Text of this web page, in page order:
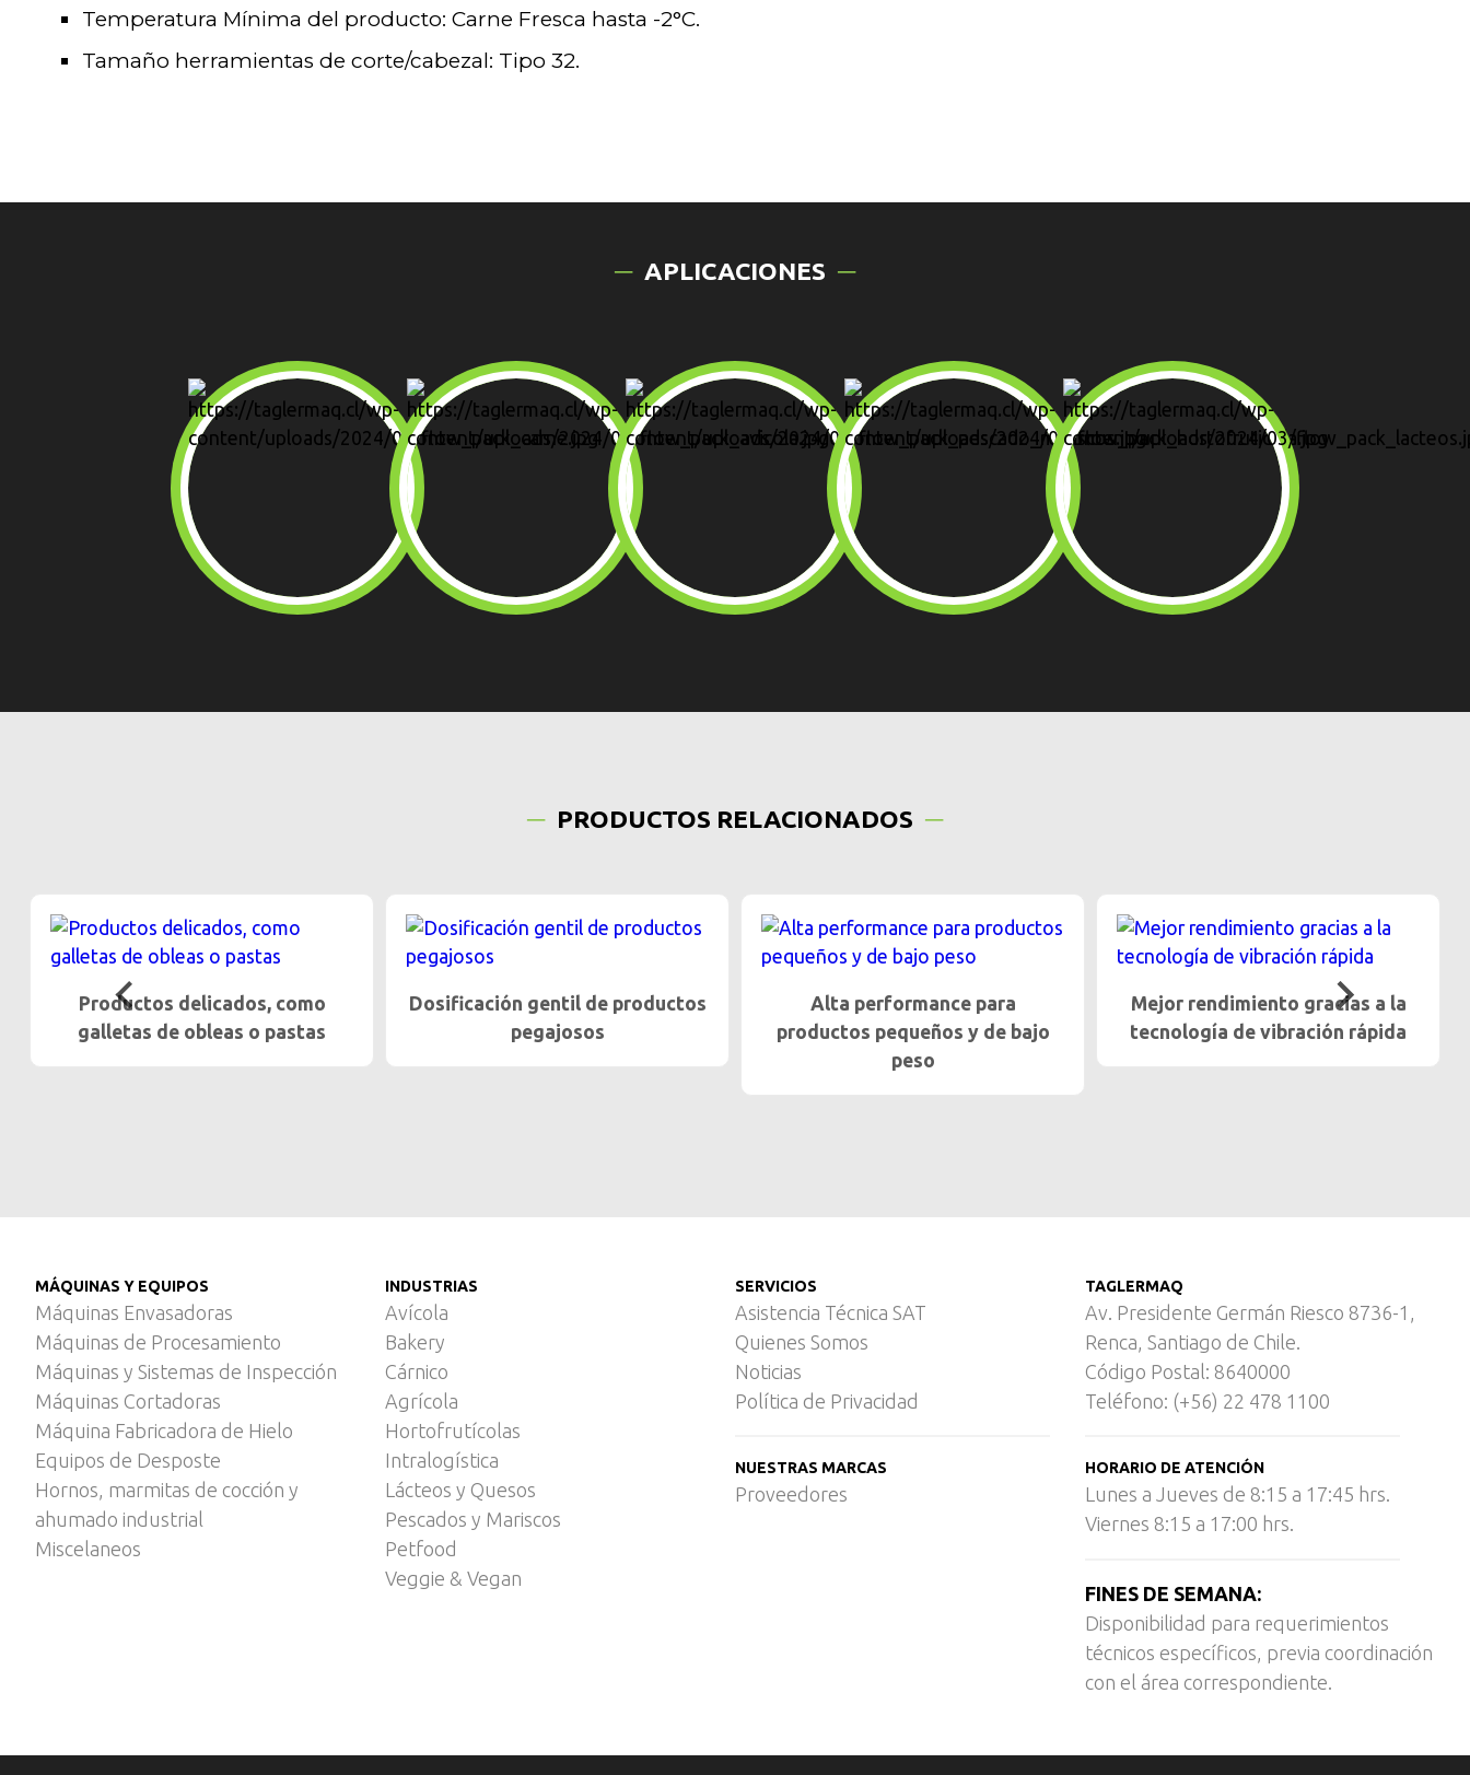
Temperatura Mínima del producto: Carne Fresca hasta -2°C.
Tamaño herramientas de corte/cabezal: Tipo 32.
APLICACIONES
PRODUCTOS RELACIONADOS
Dosificación gentil de productos
pegajosos
Alta performance para
productos pequeños y de bajo
Mejor rendimiento gracias a la
tecnología de vibración rápida
Trato gentil para frutas y
verduras
MÁQUINAS Y EQUIPOS
Máquinas Envasadoras
Máquinas de Procesamiento
Máquinas y Sistemas de Inspección
Máquinas Cortadoras
Máquina Fabricadora de Hielo
Equipos de Desposte
Hornos, marmitas de cocción y
ahumado industrial
Miscelaneos
INDUSTRIAS
Avícola
Bakery
Cárnico
Agrícola
Hortofrutícolas
Intralogística
Lácteos y Quesos
Pescados y Mariscos
Petfood
Veggie & Vegan
SERVICIOS
Asistencia Técnica SAT
Quienes Somos
Noticias
Política de Privacidad
NUESTRAS MARCAS
Proveedores
TAGLERMAQ
Av. Presidente Germán Riesco 8736-1,
Renca, Santiago de Chile.
Código Postal: 8640000
Teléfono: (+56) 22 478 1100
HORARIO DE ATENCIÓN
Lunes a Jueves de 8:15 a 17:45 hrs.
Viernes 8:15 a 17:00 hrs.
FINES DE SEMANA:
Disponibilidad para requerimientos
técnicos específicos, previa coordinación
con el área correspondiente.